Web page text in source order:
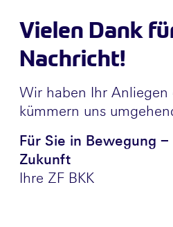
Vielen Dank
Nachricht!
Wir haben Ihr Anliegen
kümmern uns
Für Sie in Bewegung
Zukunft
Ihre ZF BKK